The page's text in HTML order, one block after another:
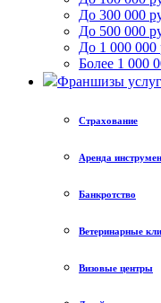
До 300 000
До 500 000
До 1 000 000
Более 1 000
Франшизы услуг
Страхование
Аренда
Банкротство
Ветеринарные
Визовые центры